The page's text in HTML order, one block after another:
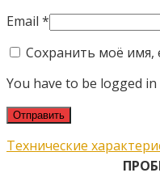
Email *
Сохранить моё имя,
You have to be logged
Технические